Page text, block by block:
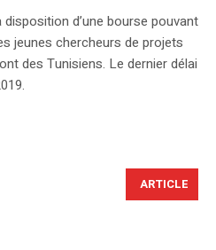
d’une bourse pouvant
jeunes chercheurs de projets
des Tunisiens. Le dernier délai
ARTICLE